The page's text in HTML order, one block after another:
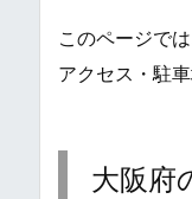
このページで
アクセス・駐
大阪府